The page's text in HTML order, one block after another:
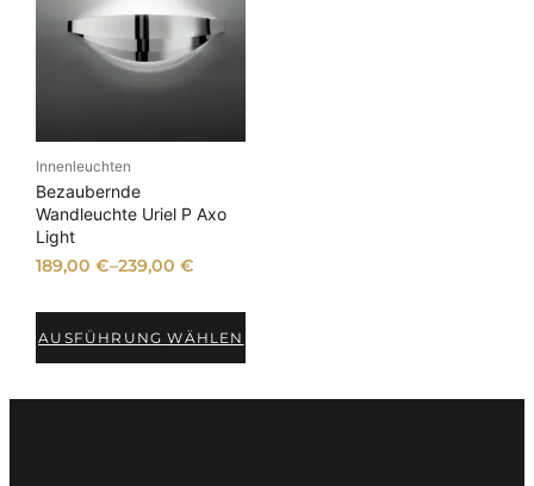
u
Innenleuchten
Bezaubernde
Wandleuchte Uriel P Axo
Light
189,00€–239,00€
AUSFÜHRUNG WÄHLEN